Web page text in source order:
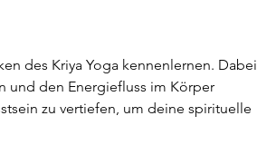
des Kriya Yoga kennenlernen. Dabei
und den Energiefluss im Körper
zu vertiefen, um deine spirituelle